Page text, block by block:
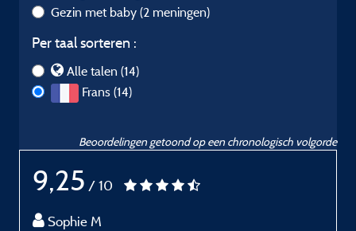
Gezin met baby (2 meningen)
Per taal sorteren :
Alle talen (14)
Frans (14)
Beoordelingen getoond op een chronologisch volgorde
9,25 / 10
Sophie M